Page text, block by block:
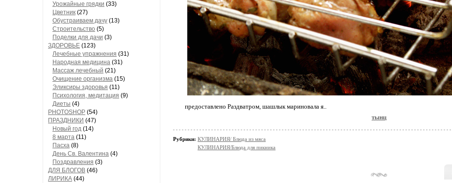
Урожайные грядки (33)
Цветник (27)
Обустраиваем дачу (13)
Строительство (5)
Поделки для дачи (3)
ЗДОРОВЬЕ (123)
Лечебные упражнения (31)
Народная медицина (31)
Массаж лечебный (21)
Очищение организма (15)
Эликсиры здоровья (11)
Психология, медитация (9)
Диеты (4)
PHOTOSHOP (54)
ПРАЗДНИКИ (47)
Новый год (14)
8 марта (11)
Пасха (8)
День Св. Валентина (4)
Поздравления (3)
ДЛЯ БЛОГОВ (46)
ЛИРИКА (44)
предоставлено Раздватром, шашлык мариновала я..
тынц
Рубрики: КУЛИНАРИЯ/ Блюда из мяса
КУЛИНАРИЯ/Блюда для пикника